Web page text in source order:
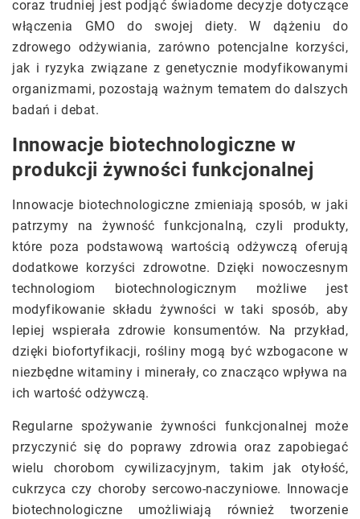
coraz trudniej jest podjąć świadome decyzje dotyczące
włączenia GMO do swojej diety. W dążeniu do
zdrowego odżywiania, zarówno potencjalne korzyści,
jak i ryzyka związane z genetycznie modyfikowanymi
organizmami, pozostają ważnym tematem do dalszych
badań i debat.
Innowacje biotechnologiczne w
produkcji żywności funkcjonalnej
Innowacje biotechnologiczne zmieniają sposób, w jaki
patrzymy na żywność funkcjonalną, czyli produkty,
które poza podstawową wartością odżywczą oferują
dodatkowe korzyści zdrowotne. Dzięki nowoczesnym
technologiom biotechnologicznym możliwe jest
modyfikowanie składu żywności w taki sposób, aby
lepiej wspierała zdrowie konsumentów. Na przykład,
dzięki biofortyfikacji, rośliny mogą być wzbogacone w
niezbędne witaminy i minerały, co znacząco wpływa na
ich wartość odżywczą.
Regularne spożywanie żywności funkcjonalnej może
przyczynić się do poprawy zdrowia oraz zapobiegać
wielu chorobom cywilizacyjnym, takim jak otyłość,
cukrzyca czy choroby sercowo-naczyniowe. Innowacje
biotechnologiczne umożliwiają również tworzenie